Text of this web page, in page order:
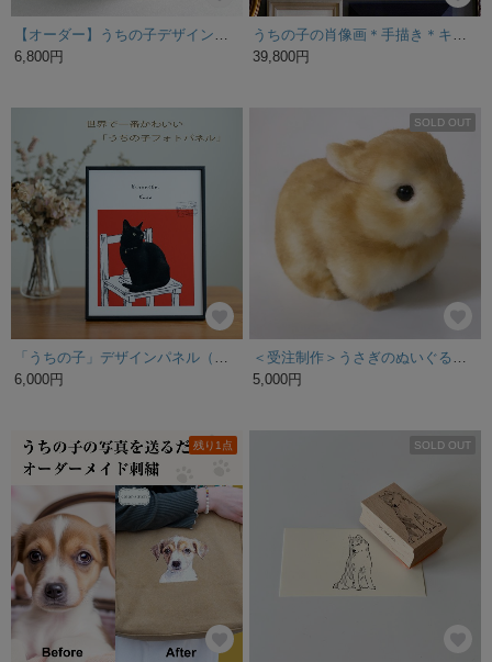
6,800円
39,800円
6,000円
SOLD OUT
5,000円
残り1点 SOLD OUT